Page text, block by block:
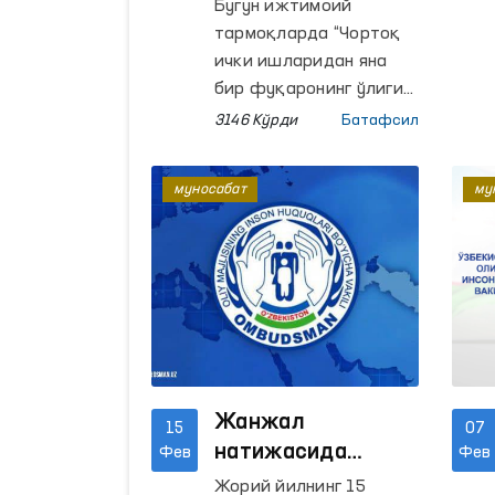
ҳолати Омбудсман
назоратига
олинди
Бугун ижтимоий
тармоқларда “Чортоқ
ички ишларидан яна
бир фуқаронинг ўлиги
чиқди” сарлавҳаси
тарқалди.
3146 Кўрди Батафсил
15
Фев
Жанжал
натижасида
вафот этган аёл
Жорий йилнинг 15
муносабат
07
Фев